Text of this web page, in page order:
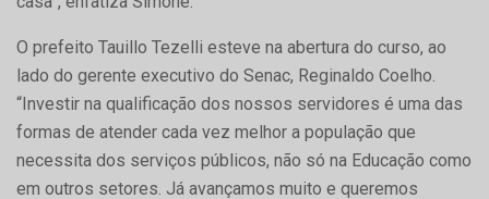
O prefeito Tauillo Tezelli esteve na abertura do curso, ao
lado do gerente executivo do Senac, Reginaldo Coelho.
“Investir na qualificação dos nossos servidores é uma das
formas de atender cada vez melhor a população que
necessita dos serviços públicos, não só na Educação como
em outros setores. Já avançamos muito e queremos